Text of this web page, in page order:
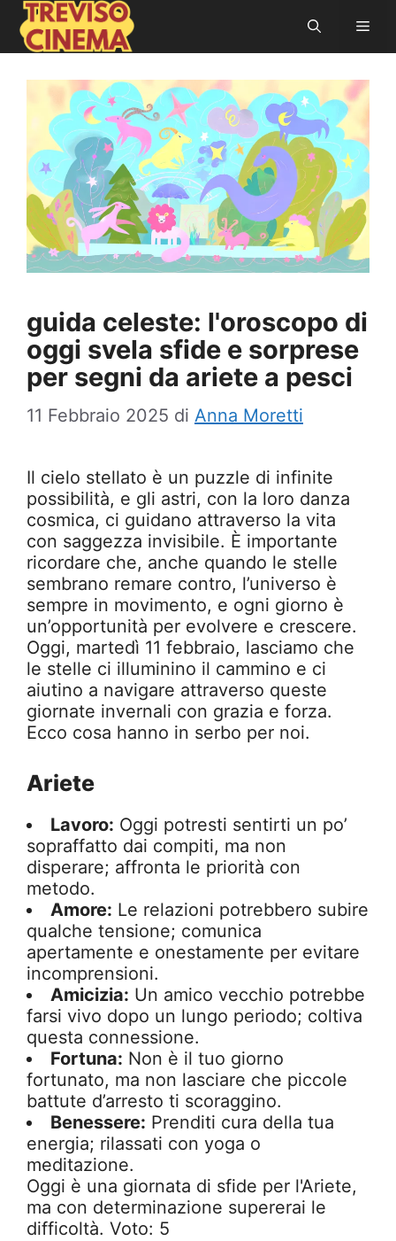
Vai
contenuto
guida celeste: l'oroscopo di
oggi svela sfide e sorprese
per segni da ariete a pesci
11 Febbraio 2025 di Anna Moretti
Il cielo stellato è un puzzle di infinite
possibilità, e gli astri, con la loro danza
cosmica, ci guidano attraverso la vita
con saggezza invisibile. È importante
ricordare che, anche quando le stelle
sembrano remare contro, l’universo è
sempre in movimento, e ogni giorno è
un’opportunità per evolvere e crescere.
Oggi, martedì 11 febbraio, lasciamo che
le stelle ci illuminino il cammino e ci
aiutino a navigare attraverso queste
giornate invernali con grazia e forza.
Ecco cosa hanno in serbo per noi.
Ariete
Lavoro: Oggi potresti sentirti un po’
sopraffatto dai compiti, ma non
disperare; affronta le priorità con
metodo.
Amore: Le relazioni potrebbero subire
qualche tensione; comunica
apertamente e onestamente per evitare
incomprensioni.
Amicizia: Un amico vecchio potrebbe
farsi vivo dopo un lungo periodo; coltiva
questa connessione.
Fortuna: Non è il tuo giorno
fortunato, ma non lasciare che piccole
battute d’arresto ti scoraggino.
Benessere: Prenditi cura della tua
energia; rilassati con yoga o
meditazione.
Oggi è una giornata di sfide per l'Ariete,
ma con determinazione supererai le
difficoltà. Voto: 5